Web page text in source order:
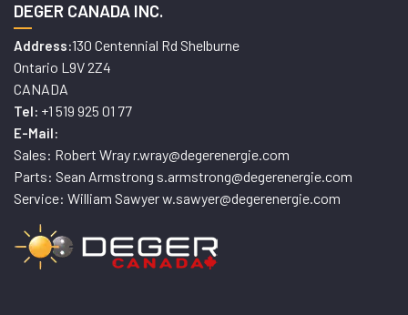
DEGER CANADA INC.
Address:130 Centennial Rd Shelburne
Ontario L9V 2Z4
CANADA
Tel: +1 519 925 01 77
E-Mail:
Sales: Robert Wray r.wray@degerenergie.com
Parts: Sean Armstrong s.armstrong@degerenergie.com
Service: William Sawyer w.sawyer@degerenergie.com